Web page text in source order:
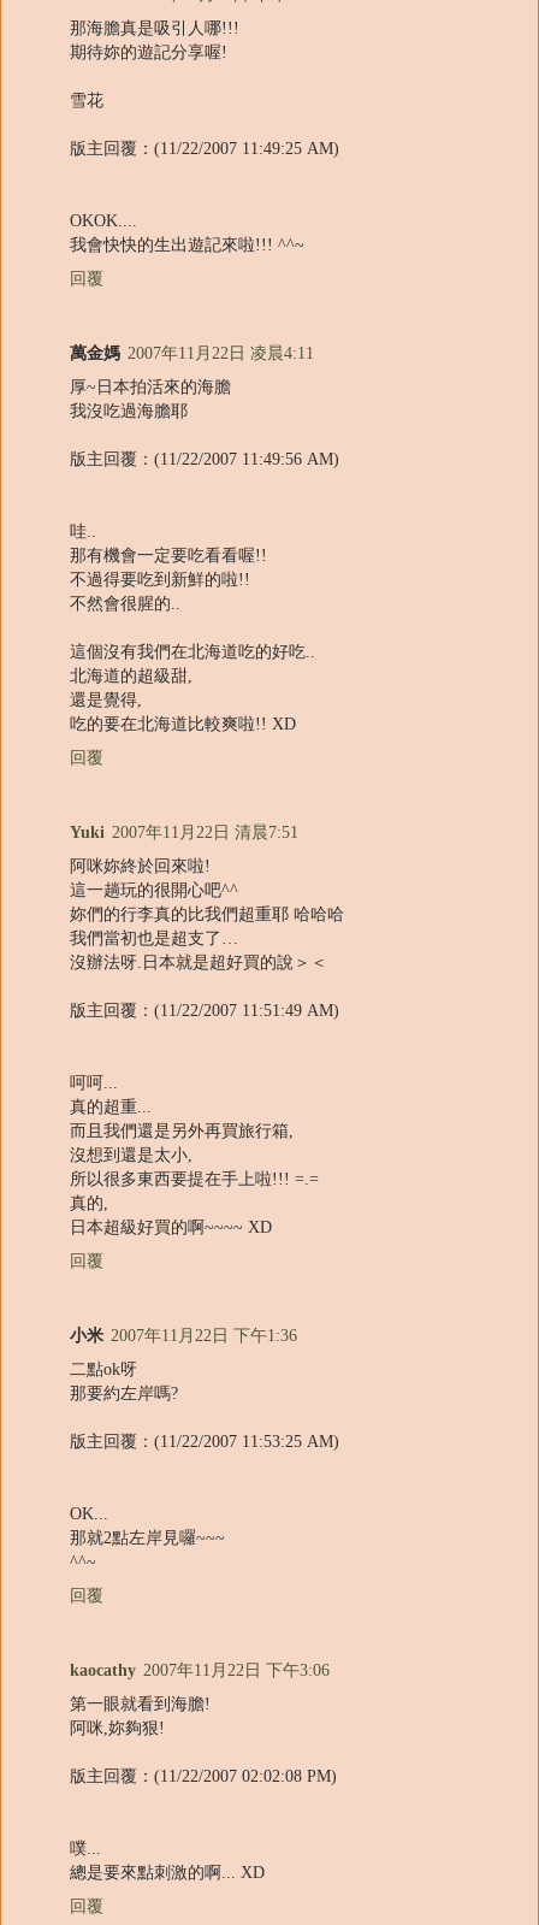
那海膽真是吸引人哪!!!
期待妳的遊記分享喔!
雪花
版主回覆：(11/22/2007 11:49:25 AM)
OKOK....
我會快快的生出遊記來啦!!! ^^~
回覆
萬金媽 2007年11月22日 凌晨4:11
厚~日本拍活來的海膽
我沒吃過海膽耶
版主回覆：(11/22/2007 11:49:56 AM)
哇..
那有機會一定要吃看看喔!!
不過得要吃到新鮮的啦!!
不然會很腥的..
這個沒有我們在北海道吃的好吃..
北海道的超級甜,
還是覺得,
吃的要在北海道比較爽啦!! XD
回覆
Yuki 2007年11月22日 清晨7:51
阿咪妳終於回來啦!
這一趟玩的很開心吧^^
妳們的行李真的比我們超重耶 哈哈哈
我們當初也是超支了…
沒辦法呀.日本就是超好買的說＞＜
版主回覆：(11/22/2007 11:51:49 AM)
呵呵...
真的超重...
而且我們還是另外再買旅行箱,
沒想到還是太小,
所以很多東西要提在手上啦!!! =.=
真的,
日本超級好買的啊~~~~ XD
回覆
小米 2007年11月22日 下午1:36
二點ok呀
那要約左岸嗎?
版主回覆：(11/22/2007 11:53:25 AM)
OK...
那就2點左岸見囉~~~
^^~
回覆
kaocathy 2007年11月22日 下午3:06
第一眼就看到海膽!
阿咪,妳夠狠!
版主回覆：(11/22/2007 02:02:08 PM)
噗...
總是要來點刺激的啊... XD
回覆